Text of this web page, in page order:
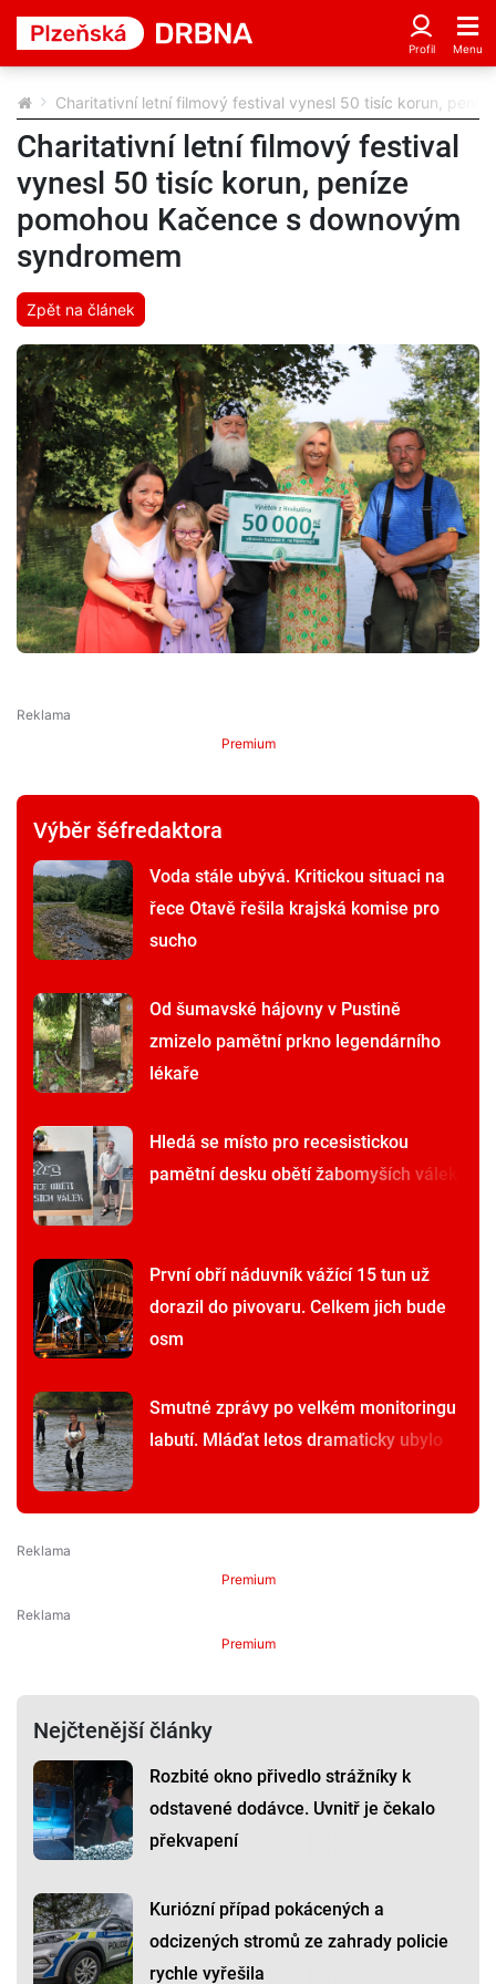
Charitativní letní filmový festival vynesl 50 tisíc korun,
Charitativní letní filmový festival
vynesl 50 tisíc korun, peníze
pomohou Kačence s downovým
syndromem
Zpět na článek
Premium
Výběr šéfredaktora
Voda stále ubývá. Kritickou situaci na
řece Otavě řešila krajská komise pro
sucho
Od šumavské hájovny v Pustině
zmizelo pamětní prkno legendárního
lékaře
Hledá se místo pro recesistickou
pamětní desku obětí žabomyších válek
První obří náduvník vážící 15 tun už
dorazil do pivovaru. Celkem jich bude
osm
Smutné zprávy po velkém monitoringu
labutí. Mláďat letos dramaticky ubylo
Premium
Premium
Nejčtenější články
Rozbité okno přivedlo strážníky k
odstavené dodávce. Uvnitř je čekalo
překvapení
Kuriózní případ pokácených a
odcizených stromů ze zahrady policie
rychle vyřešila